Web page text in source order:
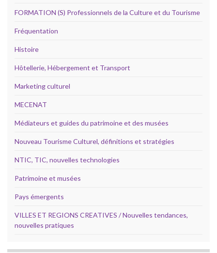
FORMATION (S) Professionnels de la Culture et du Tourisme
Fréquentation
Histoire
Hôtellerie, Hébergement et Transport
Marketing culturel
MECENAT
Médiateurs et guides du patrimoine et des musées
Nouveau Tourisme Culturel, définitions et stratégies
NTIC, TIC, nouvelles technologies
Patrimoine et musées
Pays émergents
VILLES ET REGIONS CREATIVES / Nouvelles tendances,
nouvelles pratiques